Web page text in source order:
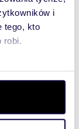
i
tego, kto
preferencje w
możesz
chwili.
i